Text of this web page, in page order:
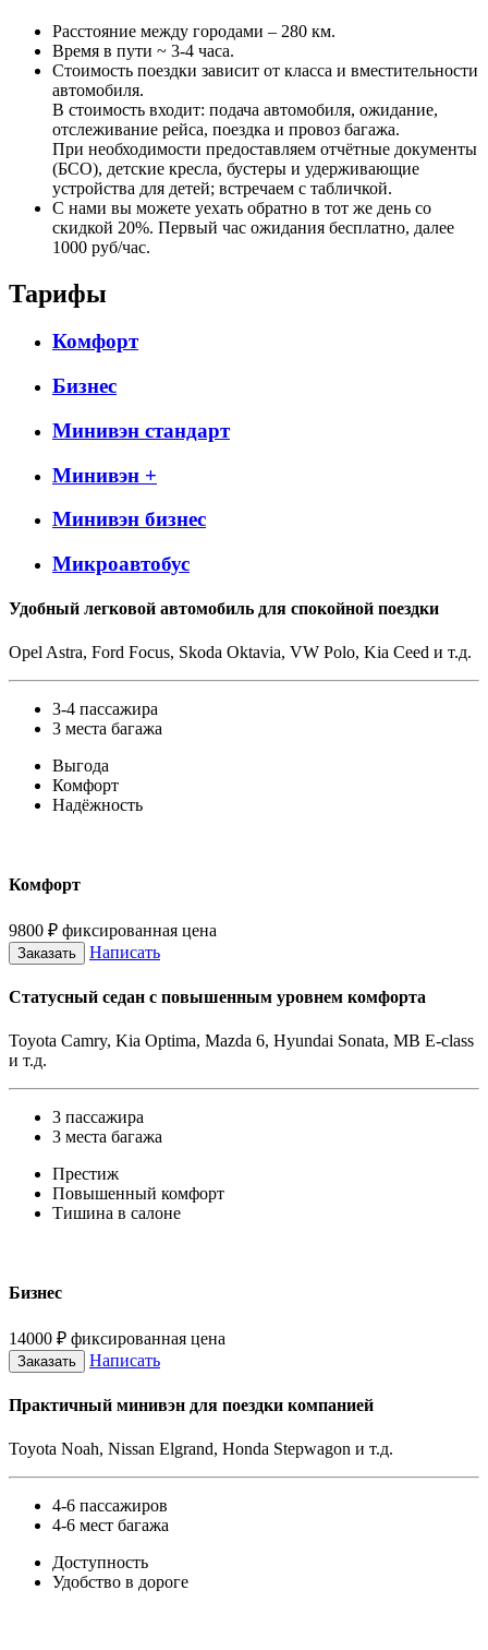
Расстояние между городами – 280 км.
Время в пути ~ 3-4 часа.
Стоимость поездки зависит от класса и вместительности
автомобиля.
В стоимость входит: подача автомобиля, ожидание,
отслеживание рейса, поездка и провоз багажа.
При необходимости предоставляем отчётные документы
(БСО), детские кресла, бустеры и удерживающие
устройства для детей; встречаем с табличкой.
С нами вы можете уехать обратно в тот же день со
скидкой 20%. Первый час ожидания бесплатно, далее
1000 руб/час.
Тарифы
Комфорт
Бизнес
Минивэн стандарт
Минивэн +
Минивэн бизнес
Микроавтобус
Удобный легковой автомобиль для спокойной поездки
Opel Astra, Ford Focus, Skoda Oktavia, VW Polo, Kia Ceed и т.д.
3-4 пассажира
3 места багажа
Выгода
Комфорт
Надёжность
Комфорт
9800 ₽ фиксированная цена
Заказать Написать
Статусный седан с повышенным уровнем комфорта
Toyota Camry, Kia Optima, Mazda 6, Hyundai Sonata, MB E-class
и т.д.
3 пассажира
3 места багажа
Престиж
Повышенный комфорт
Тишина в салоне
Бизнес
14000 ₽ фиксированная цена
Заказать Написать
Практичный минивэн для поездки компанией
Toyota Noah, Nissan Elgrand, Honda Stepwagon и т.д.
4-6 пассажиров
4-6 мест багажа
Доступность
Удобство в дороге